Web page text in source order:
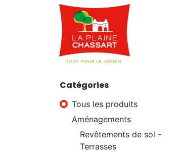
Catégories
Tous les produits
Aménagements
Revêtements de sol -
Terrasses